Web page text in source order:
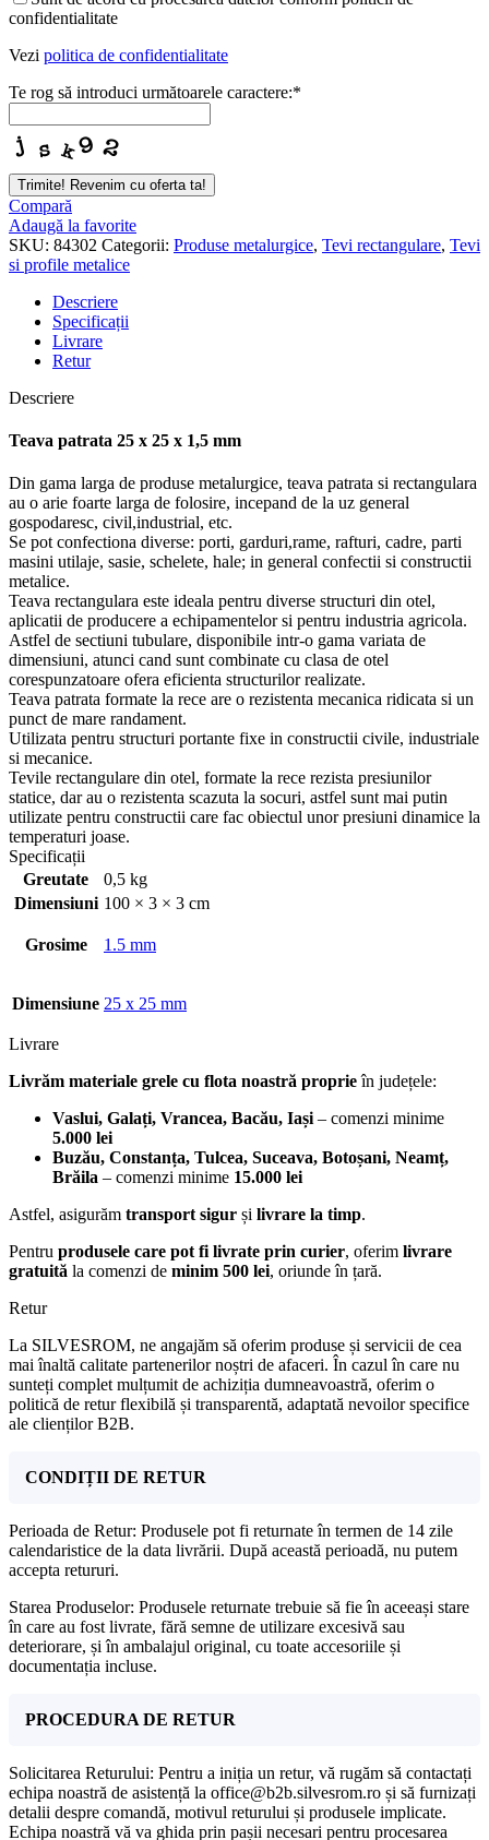
confidentialitate
Vezi politica de confidentialitate
Te rog să introduci următoarele caractere:*
Trimite! Revenim cu oferta ta!
Compară
Adaugă la favorite
SKU: 84302 Categorii: Produse metalurgice, Tevi rectangulare, Tevi
si profile metalice
Descriere
Specificații
Livrare
Retur
Descriere
Teava patrata 25 x 25 x 1,5 mm
Din gama larga de produse metalurgice, teava patrata si rectangulara
au o arie foarte larga de folosire, incepand de la uz general
gospodaresc, civil,industrial, etc.
Se pot confectiona diverse: porti, garduri,rame, rafturi, cadre, parti
masini utilaje, sasie, schelete, hale; in general confectii si constructii
metalice.
Teava rectangulara este ideala pentru diverse structuri din otel,
aplicatii de producere a echipamentelor si pentru industria agricola.
Astfel de sectiuni tubulare, disponibile intr-o gama variata de
dimensiuni, atunci cand sunt combinate cu clasa de otel
corespunzatoare ofera eficienta structurilor realizate.
Teava patrata formate la rece are o rezistenta mecanica ridicata si un
punct de mare randament.
Utilizata pentru structuri portante fixe in constructii civile, industriale
si mecanice.
Tevile rectangulare din otel, formate la rece rezista presiunilor
statice, dar au o rezistenta scazuta la socuri, astfel sunt mai putin
utilizate pentru constructii care fac obiectul unor presiuni dinamice la
temperaturi joase.
Specificații
Greutate
0,5 kg
Dimensiuni 100 × 3 × 3 cm
Grosime 1.5 mm
Dimensiune 25 x 25 mm
Livrare
Livrăm materiale grele cu flota noastră proprieîn județele:
Vaslui, Galați, Vrancea, Bacău, Iași– comenzi minime
5.000 lei
Buzău, Constanța, Tulcea, Suceava, Botoșani, Neamț,
Brăila – comenzi minime 15.000 lei
Astfel, asigurăm transport sigur și livrare la timp.
Pentru produsele care pot fi livrate prin curier, oferim livrare
gratuită la comenzi de minim 500 lei, oriunde în țară.
Retur
La SILVESROM, ne angajăm să oferim produse și servicii de cea
mai înaltă calitate partenerilor noștri de afaceri. În cazul în care nu
sunteți complet mulțumit de achiziția dumneavoastră, oferim o
politică de retur flexibilă și transparentă, adaptată nevoilor specifice
ale clienților B2B.
CONDIȚII DE RETUR
Perioada de Retur: Produsele pot fi returnate în termen de 14 zile
calendaristice de la data livrării. După această perioadă, nu putem
accepta retururi.
Starea Produselor: Produsele returnate trebuie să fie în aceeași stare
în care au fost livrate, fără semne de utilizare excesivă sau
deteriorare, și în ambalajul original, cu toate accesoriile și
documentația incluse.
PROCEDURA DE RETUR
Solicitarea Returului: Pentru a iniția un retur, vă rugăm să contactați
echipa noastră de asistență la office@b2b.silvesrom.ro și să furnizați
detalii despre comandă, motivul returului și produsele implicate.
Echipa noastră vă va ghida prin pașii necesari pentru procesarea